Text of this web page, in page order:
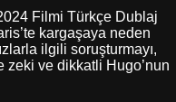
Filmi Türkçe Dublaj
kargaşaya neden
ilgili soruşturmayı,
ve dikkatli Hugo’nun